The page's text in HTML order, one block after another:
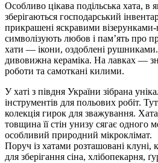
Особливо цікава подільська хата, в
зберігаються господарський
прикрашені яскравими
символізують любов і пам’ять про
хати — ікони, оздоблені
дивовижна кераміка. На лавках —
роботи та самоткані килими.
У хаті з півдня України зібрана
інструментів для польових робіт.
колекція гирок для зважування.
товщина її стін унизу сягає одного
особливий природний мікроклімат.
Поруч із хатами розташовані
для зберігання сіна, хлібопекарня,